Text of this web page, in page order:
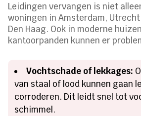
Leidingen vervangen is niet
woningen in Amsterdam,
Den Haag. Ook in moderne
kantoorpanden kunnen er
Vochtschade of lekkages:
van staal of lood kunnen gaan
corroderen. Dit leidt snel tot
schimmel.